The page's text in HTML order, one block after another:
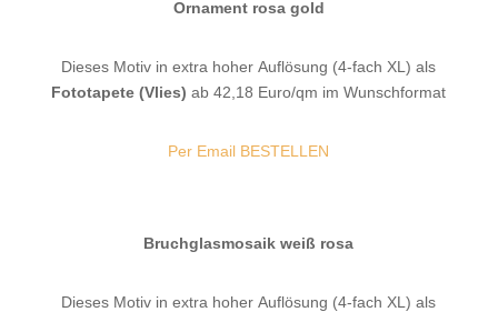
Ornament rosa gold
Dieses Motiv in extra hoher Auflösung (4-fach XL) als
Fototapete (Vlies)ab 42,18 Euro/qm im Wunschformat
Per Email BESTELLEN
Bruchglasmosaik weiß rosa
Dieses Motiv in extra hoher Auflösung (4-fach XL) als